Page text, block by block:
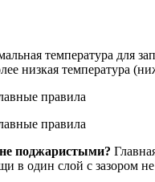
температура для
низкая температура
поджаристыми?
в один слой с